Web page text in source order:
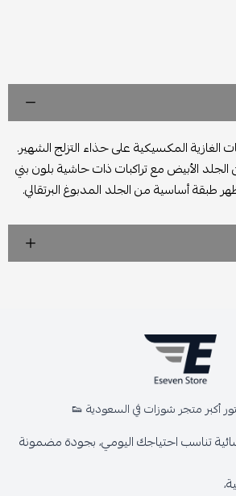
الغازية المكسيكية على حذاء التزلج الشهير.
الأبيض مع تراكبات ذات حاشية بلون بني
طبقة أساسية من الجلد المدبوغ البرتقالي.
أكبر متجر شوزات في السعودية 👟
تناسب احتياجك اليومي، بجودة مضمونة